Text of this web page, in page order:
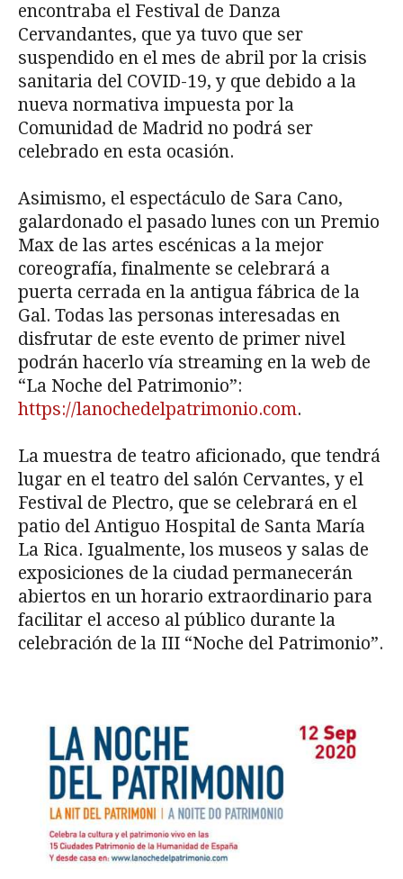
encontraba el Festival de Danza
Cervandantes, que ya tuvo que ser
suspendido en el mes de abril por la crisis
sanitaria del COVID-19, y que debido a la
nueva normativa impuesta por la
Comunidad de Madrid no podrá ser
celebrado en esta ocasión.
Asimismo, el espectáculo de Sara Cano,
galardonado el pasado lunes con un Premio
Max de las artes escénicas a la mejor
coreografía, finalmente se celebrará a
puerta cerrada en la antigua fábrica de la
Gal. Todas las personas interesadas en
disfrutar de este evento de primer nivel
podrán hacerlo vía streaming en la web de
“La Noche del Patrimonio”:
https://lanochedelpatrimonio.com.
La muestra de teatro aficionado, que tendrá
lugar en el teatro del salón Cervantes, y el
Festival de Plectro, que se celebrará en el
patio del Antiguo Hospital de Santa María
La Rica. Igualmente, los museos y salas de
exposiciones de la ciudad permanecerán
abiertos en un horario extraordinario para
facilitar el acceso al público durante la
celebración de la III “Noche del Patrimonio”.